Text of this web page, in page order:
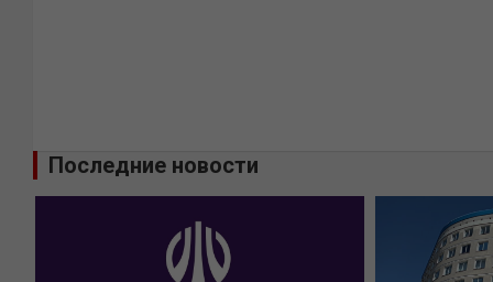
Последние новости